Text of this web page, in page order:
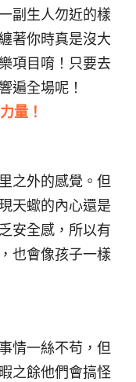
副生人勿近的樣
著你時真是沒大
項目唷！只要去
遍全場呢！
量！
之外的感覺。但
天蠍的內心還是
安全感，所以有
也會像孩子一樣
情一絲不苟，但
之餘他們會搞怪